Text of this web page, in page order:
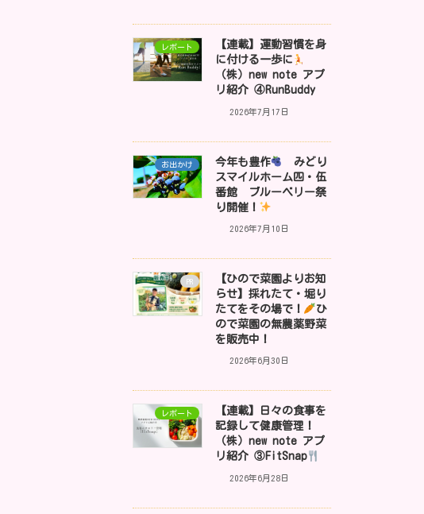
レポート
【連載】運動習慣を身
に付ける一歩に
（株）new note アプ
リ紹介 ④RunBuddy
2026年7月17日
お出かけ 今年も豊作
みどり
スマイルホーム四・伍
番館 ブルーベリー祭
り開催！
2026年7月10日
PR
【ひので菜園よりお知
らせ】採れたて・堀り
たてをその場で！
ひ
ので菜園の無農薬野菜
を販売中！
2026年6月30日
レポート
【連載】日々の食事を
記録して健康管理！
（株）new note アプ
リ紹介 ③FitSnap
2026年6月28日